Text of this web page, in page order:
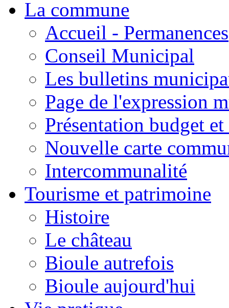
La commune
Accueil - Permanences
Conseil Municipal
Les bulletins
Page de l'expression
Présentation budget
Nouvelle carte
Intercommunalité
Tourisme et patrimoine
Histoire
Le château
Bioule autrefois
Bioule aujourd'hui